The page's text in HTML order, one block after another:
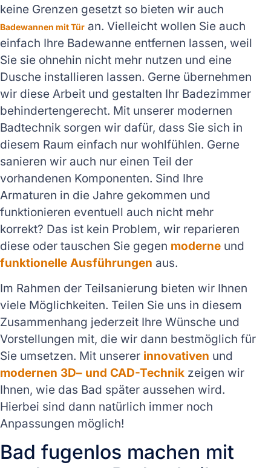
keine Grenzen gesetzt so bieten wir auch
Badewannen mit Tür an. Vielleicht wollen Sie auch
einfach Ihre Badewanne entfernen lassen, weil
Sie sie ohnehin nicht mehr nutzen und eine
Dusche installieren lassen. Gerne übernehmen
wir diese Arbeit und gestalten Ihr Badezimmer
behindertengerecht. Mit unserer modernen
Badtechnik sorgen wir dafür, dass Sie sich in
diesem Raum einfach nur wohlfühlen. Gerne
sanieren wir auch nur einen Teil der
vorhandenen Komponenten. Sind Ihre
Armaturen in die Jahre gekommen und
funktionieren eventuell auch nicht mehr
korrekt? Das ist kein Problem, wir reparieren
diese oder tauschen Sie gegen moderne und
funktionelle Ausführungen aus.
Im Rahmen der Teilsanierung bieten wir Ihnen
viele Möglichkeiten. Teilen Sie uns in diesem
Zusammenhang jederzeit Ihre Wünsche und
Vorstellungen mit, die wir dann bestmöglich für
Sie umsetzen. Mit unserer innovativen und
modernen 3D– und CAD-Technik zeigen wir
Ihnen, wie das Bad später aussehen wird.
Hierbei sind dann natürlich immer noch
Anpassungen möglich!
Bad fugenlos machen mit